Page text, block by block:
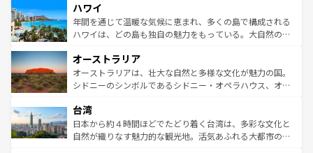
ば市内交通費無料で観光を楽しむこともできる。 なお、新
着のスイス情報はコンテンツ一覧 を参照してほしい。
のような巨大都市は、観光、ショッピング、エンターテイ
ンメントが詰まった刺激的なスポットだ。一方、アメリカ
西部には大自然が広がり、グランドキャニオンやイエロー
部のニューオーリンズでは、音楽と美食が融合した独特の
文化が魅力。旅行者はアメリカの各地域で異なる魅力を楽
しみながら、その多様性と豊かな歴史を感じることができ
ならではの贅沢な旅のスタイルだ。 なお、新着のアメリカ
情報はコンテンツ一覧を参照してほしい。
ハワイ
年間を通じて温暖な気候に恵まれ、多くの島で構成される
ハワイは、どの島も独自の魅力をもっている。大自然の神
ワイ島は見逃せない。また、定番の観光地といえばオアフ
島だが、静かな自然を求めるならマウイ島やカウアイ島が
おすすめ。エメラルドグリーンに輝く海をはじめ、豊かな
れるおもてなしの心で訪れる人々を迎えてくれるハワイの
人々、おいしいローカルフードやハワイアンミュージッ
ク、伝統的なフラダンスなど、すべてがハワイの魅力を彩
オーストラリア
オーストラリアは、壮大な自然と多様な文化が魅力の国。
シドニーのシンボルであるシドニー・オペラハウス、オー
リアリーフや大陸中央部にそびえるウルル（エアーズロッ
ク）、タスマニアの美しい原生林やケアンズの熱帯雨林な
ど、見どころがたくさん。また、カフェやワイン、オージ
台湾
日本から約４時間ほどでたどり着く台湾は、多彩な文化と
自然が織りなす魅力的な観光地。活気あふれる大都市の台